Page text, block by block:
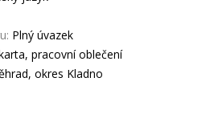
Plný úvazek
pracovní oblečení
okres Kladno